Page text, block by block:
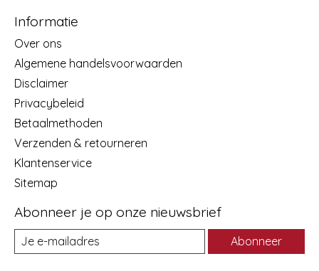
Informatie
Over ons
Algemene handelsvoorwaarden
Disclaimer
Privacybeleid
Betaalmethoden
Verzenden & retourneren
Klantenservice
Sitemap
Abonneer je op onze nieuwsbrief
Abonneer